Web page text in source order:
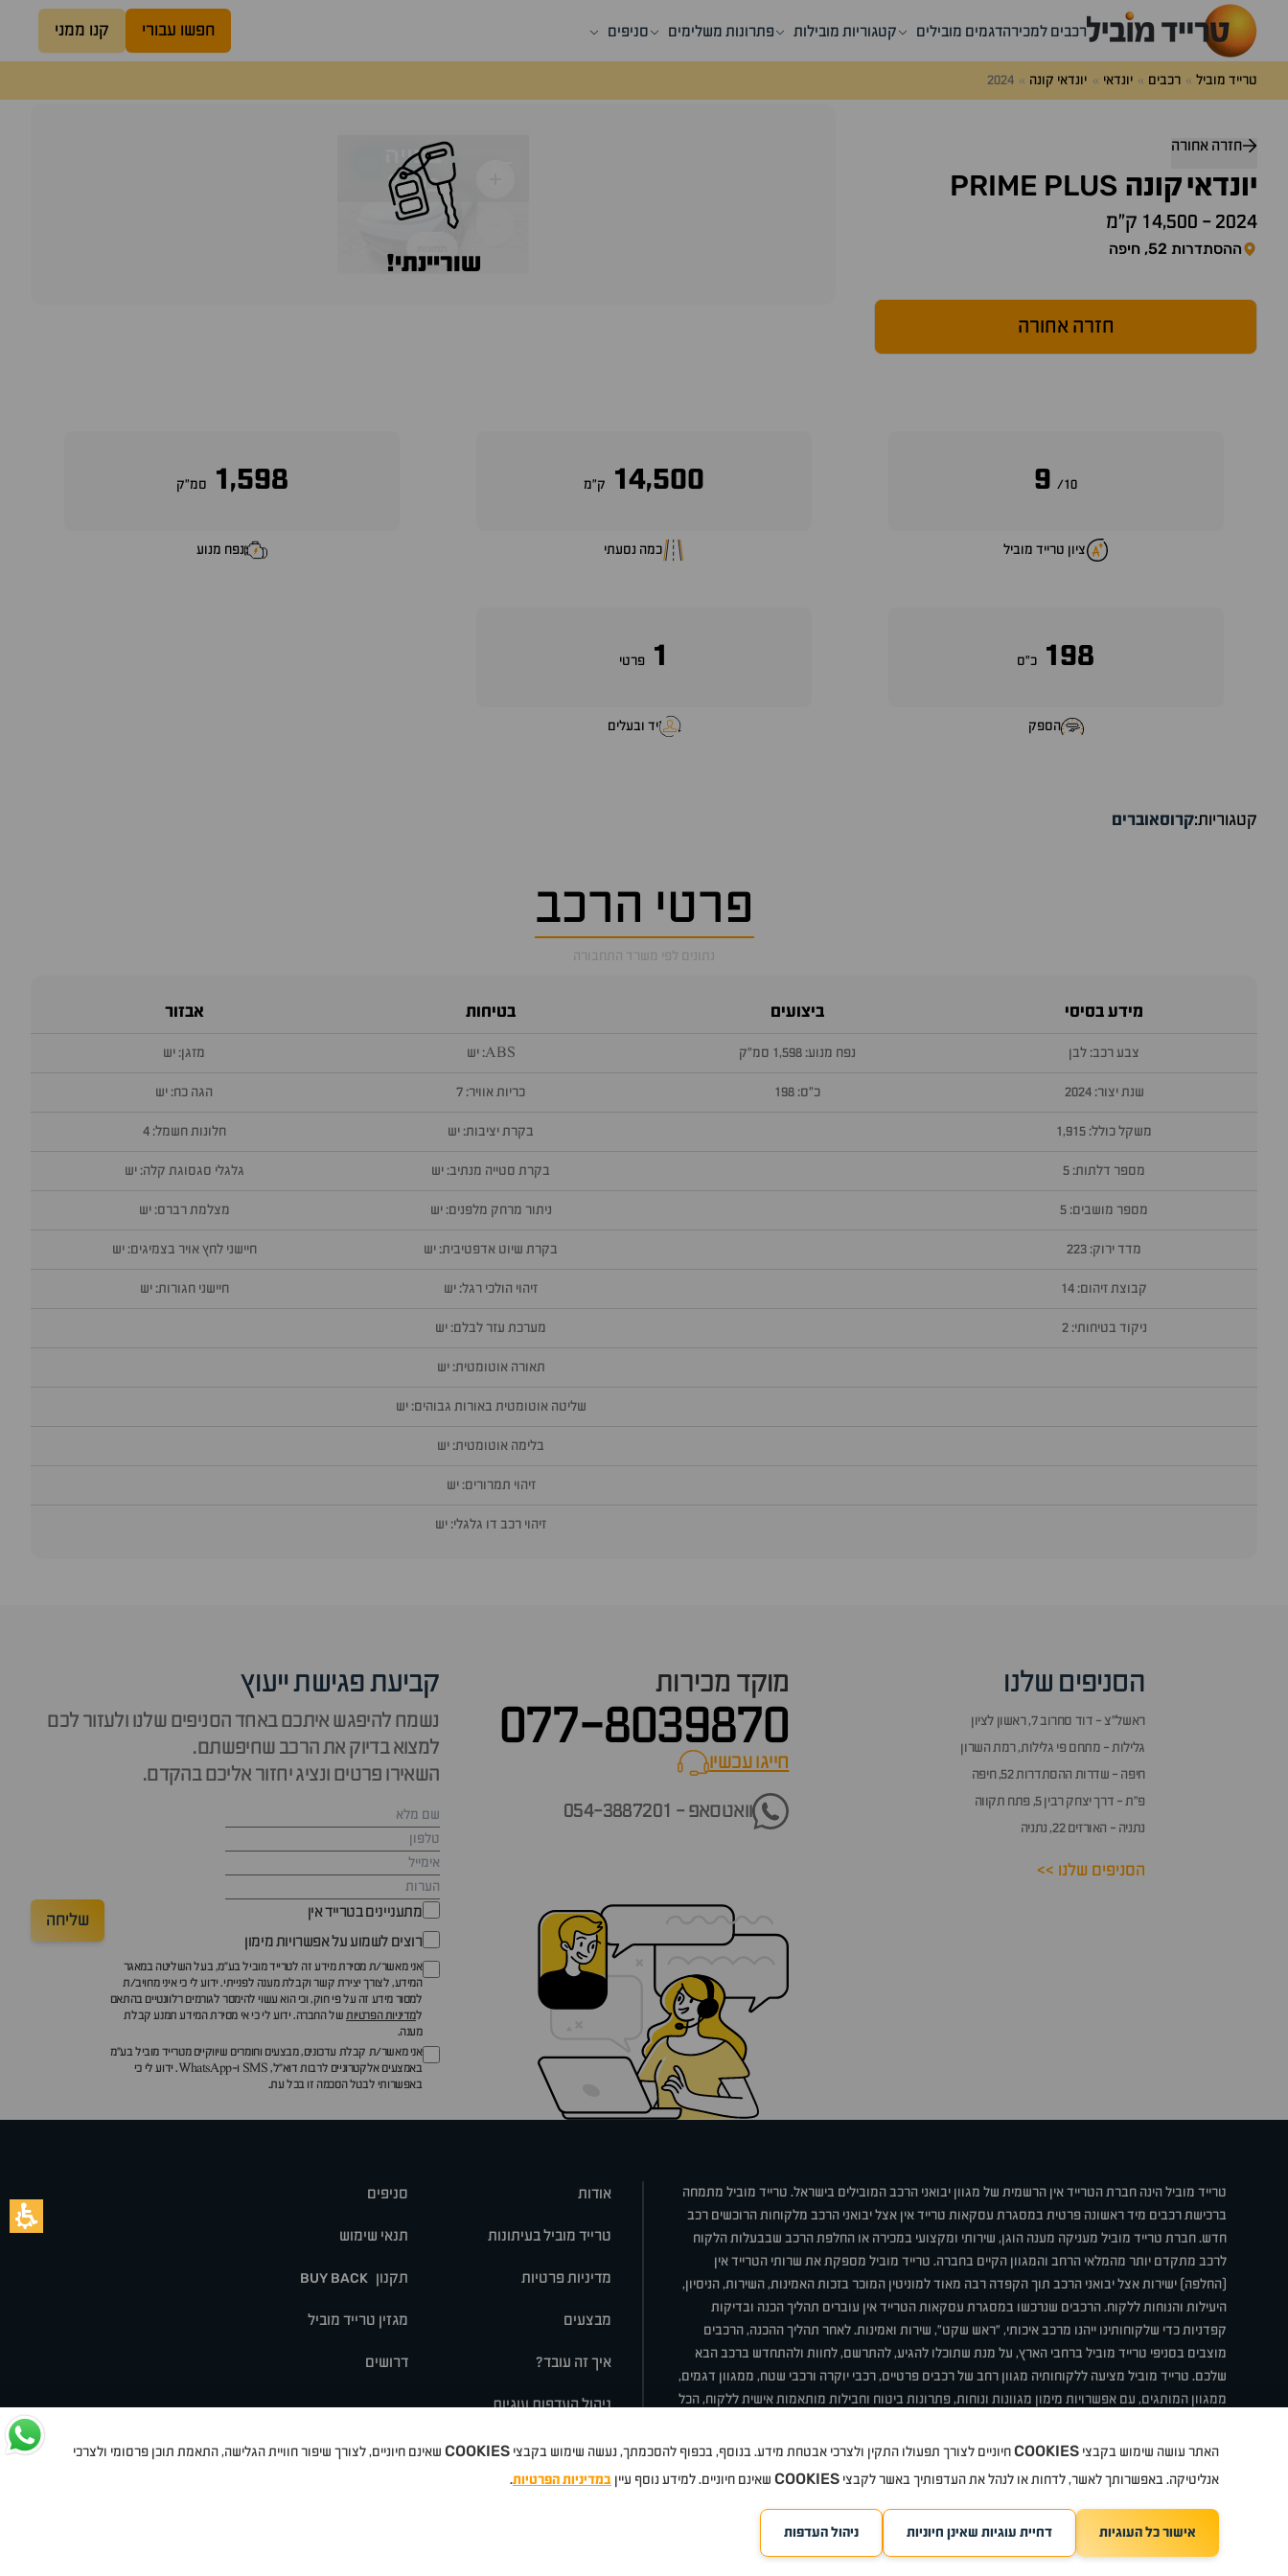
רכבים למכירהדגמים מובילים קטגוריות מובילות פתרונות משלימים סניפים חפשו עבורי קנו ממני
טרייד מוביל רכבים יונדאי יונדאי קונה 2024
שאלות
ותשובות
חזרה אחורה
יונדאיקונה PRIME PLUS
2024
- 14,500 ק״מ
ההסתדרות 52, חיפה
חזרה אחורה
שוריינתי!
10/
9
ציון טרייד מוביל
14,500 ק״מ
כמה נסעתי
1,598 סמ״ק
נפח מנוע
198 כ״ס
הספק
1 פרטי
יד ובעלים
קטגוריות:קרוסאוברים
פרטי הרכב
נתונים לפי משרד התחבורה
מידע בסיסי
צבע רכב: לבן
שנת יצור: 2024
משקל כולל: 1,915
מספר דלתות: 5
מספר מושבים: 5
מדד ירוק: 223
קבוצת זיהום: 14
ניקוד בטיחותי: 2
ביצועים
נפח מנוע: 1,598 סמ״ק
כ״ס: 198
בטיחות
ABS: יש
כריות אוויר: 7
בקרת יציבות: יש
בקרת סטייה מנתיב: יש
ניתור מרחק מלפנים: יש
בקרת שיוט אדפטיבית: יש
זיהוי הולכי רגל: יש
מערכת עזר לבלם: יש
תאורה אוטומטית: יש
שליטה אוטומטית באורות גבוהים: יש
בלימה אוטומטית: יש
זיהוי תמרורים: יש
זיהוי רכב דו גלגלי: יש
אבזור
מזגן: יש
הגה כח: יש
חלונות חשמל: 4
גלגלי סגסוגת קלה: יש
מצלמת רברס: יש
חיישני לחץ אויר בצמיגים: יש
חיישני חגורות: יש
הסניפים שלנו
ראשל״צ - דוד סחרוב 7, ראשון לציון
גלילות - מתחם פי גלילות, רמת השרון
חיפה - שדרות ההסתדרות 52, חיפה
פ״ת - דרך יצחק רבין 5, פתח תקווה
נתניה - האורזים 22, נתניה
הסניפים שלנו >>
מוקד מכירות
077-8039870
חייגו עכשיוcall now
וואטסאפ - 054-3887201
קביעת פגישת ייעוץ
נשמח להיפגש איתכם באחד הסניפים שלנו ולעזור לכם
למצוא בדיוק את הרכב שחיפשתם.
השאירו פרטים ונציג יחזור אליכם בהקדם.
מתעניינים בטרייד אין
רוצים לשמוע על אפשרויות מימון
אני מאשר/ת מסירת מידע זה לטרייד מוביל בע"מ, בעל השליטה במאגר
המידע, לצורך יצירת קשר וקבלת מענה לפנייתי. ידוע לי כי איני מחויב/ת
למסור מידע זה על פי חוק, וכי הוא עשוי להימסר לגורמים רלוונטיים בהתאם
למדיניות הפרטיותשל החברה. ידוע לי כי אי מסירת המידע תמנע קבלת
מענה.
אני מאשר/ת קבלת עדכונים, מבצעים וחומרים שיווקיים מטרייד מוביל בע"מ
באמצעים אלקטרוניים לרבות דוא״ל, SMS ו-WhatsApp. ידוע לי כי
באפשרותי לבטל הסכמה זו בכל עת.
שליחה
טרייד מוביל הינה חברת הטרייד אין הרשמית של מגוון יבואני הרכב המובילים בישראל. טרייד מוביל מתמחה
ברכישת רכבים מיד ראשונה פרטית במסגרת עסקאות טרייד אין אצל יבואני הרכב מלקוחות הרוכשים רכב
חדש. חברת טרייד מוביל מעניקה מענה הוגן, שירותי ומקצועי במכירה או החלפת הרכב שבבעלות הלקוח
לרכב מתקדם יותר מהמלאי הרחב והמגוון הקיים בחברה. טרייד מוביל מספקת את שרותי הטרייד אין
(החלפה) ישירות אצל יבואני הרכב תוך הקפדה רבה מאוד למוניטין המוכר בזכות האמינות, השירות, הניסיון,
היעילות והנוחות ללקוח. הרכבים שנרכשו במסגרת עסקאות הטרייד אין עוברים תהליך הכנה ובדיקות
קפדניות כדי שלקוחותינו ייהנו מרכב איכותי, "ראש שקט", שירות ואמינות. לאחר תהליך ההכנה, הרכבים
מוצבים בסניפי טרייד מוביל ברחבי הארץ, על מנת שתוכלו להגיע, להתרשם, לחוות ולהתחדש ברכב הבא
שלכם. טרייד מוביל מציעה ללקוחותיה מגוון רחב של רכבים פרטיים, רכבי יוקרה ורכבי שטח, ממגוון דגמים,
ממגוון המותגים, עם אפשרויות מימון מגוונות ונוחות, פתרונות ביטוח וחבילות מותאמות אישית ללקוח, הכל
אודות סניפים
טרייד מוביל בעיתונות תנאי שימוש
מדיניות פרטיות תקנון BUY BACK
מבצעים מגזין טרייד מוביל
איך זה עובד? דרושים
ניהול העדפות עוגיות
קיהסיטרואןאופלפיג'וMG
Geelyמזדהבי ווי דיצ'ריטסלהניסאןטויוטה דאצ'יה פולקסווגןטסלהג'יפ ב מ וולקסוסאאודיסקודה
TradeMobile instagram
TradeMobile youtube
TradeMobile facebook ריגו מרקטינג - קידום אתרים כל הזכויות שמורות טרייד מוביל
האתר עושה שימוש בקבצי COOKIESחיוניים לצורך תפעולו התקין ולצרכי אבטחת מידע. בנוסף, בכפוף להסכמתך, נעשה שימוש בקבצי COOKIES שאינם חיוניים, לצורך שיפור חוויית הגלישה, התאמת תוכן פרסומי ולצרכי
אנליטיקה. באפשרותך לאשר, לדחות או לנהל את העדפותיך באשר לקבצי COOKIES שאינם חיוניים. למידע נוסף עיין במדיניות הפרטיות.
אישור כל העוגיות דחיית עוגיות שאינן חיוניות ניהול העדפות